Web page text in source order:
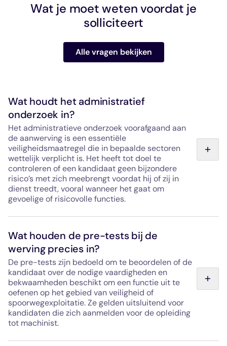
Wat je moet weten voordat je
solliciteert
Alle vragen bekijken
Wat houdt het administratief
onderzoek in?
Het administratieve onderzoek voorafgaand aan
de aanwerving is een essentiële
veiligheidsmaatregel die in bepaalde sectoren
wettelijk verplicht is. Het heeft tot doel te
controleren of een kandidaat geen bijzondere
risico’s met zich meebrengt voordat hij of zij in
dienst treedt, vooral wanneer het gaat om
gevoelige of risicovolle functies.
(nationale dienst voor administratieve
veiligheidsonderzoeken), die onder het Ministerie van
Binnenlandse Zaken valt. Ze heeft betrekking op
bepaalde beroepen waarvoor een toegangsvergunning
voor gevoelige locaties vereist is of waarbij gevoelige
taken of functies worden uitgeoefend.
Voor de CDG Express betreft dit alle functies waarvoor
een rijopleiding vereist is en de onderhoudsfuncties aan
het rollend materieel.
Wat houden de pre-tests bij de
werving precies in?
De pre-tests zijn bedoeld om te beoordelen of de
kandidaat over de nodige vaardigheden en
bekwaamheden beschikt om een functie uit te
oefenen op het gebied van veiligheid of
spoorwegexploitatie. Ze gelden uitsluitend voor
kandidaten die zich aanmelden voor de opleiding
tot machinist.